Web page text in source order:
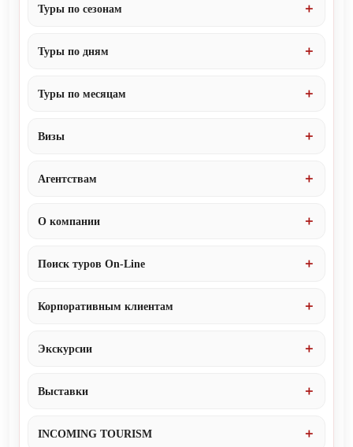
Туры по сезонам
Туры по дням
Туры по месяцам
Визы
Агентствам
О компании
Поиск туров On-Line
Корпоративным клиентам
Экскурсии
Выставки
INCOMING TOURISM